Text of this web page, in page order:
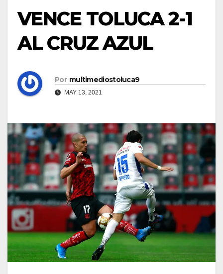
VENCE TOLUCA 2-1
AL CRUZ AZUL
Por multimediostoluca9
MAY 13, 2021